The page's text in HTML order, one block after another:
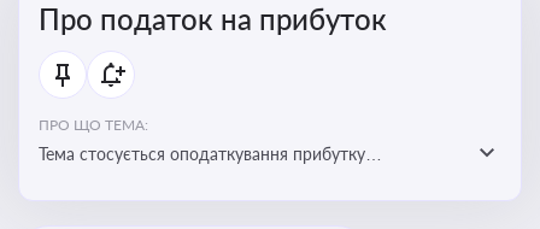
Про податок на прибуток
ПРО ЩО ТЕМА:
Тема стосується оподаткування прибутку